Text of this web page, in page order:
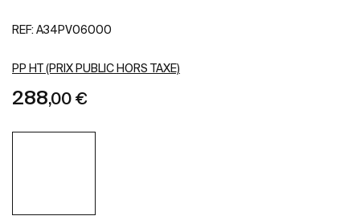
REF: A34PV06000
PP HT (PRIX PUBLIC HORS TAXE)
288,00 €